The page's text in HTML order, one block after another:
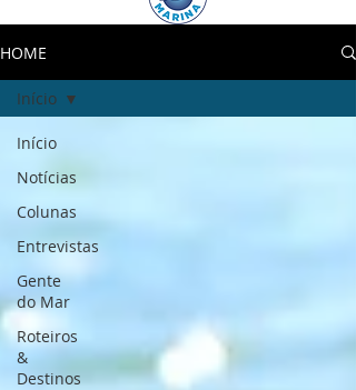
HOME
Início
Notícias
Colunas
Entrevistas
Gente
do Mar
Roteiros
&
Destinos
Início